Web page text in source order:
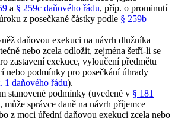
a § 259c daňového řádu, příp. o prominutí
z posečkané částky podle § 259b
daňovou exekuci na návrh dlužníka
nebo zcela odložit, zejména šetří-li se
zastavení exekuce, vyloučení předmětu
nebo podmínky pro posečkání úhrady
1 daňového řádu).
stanovené podmínky (uvedené v § 181
může správce daně na návrh příjemce
z moci úřední daňovou exekuci zcela nebo